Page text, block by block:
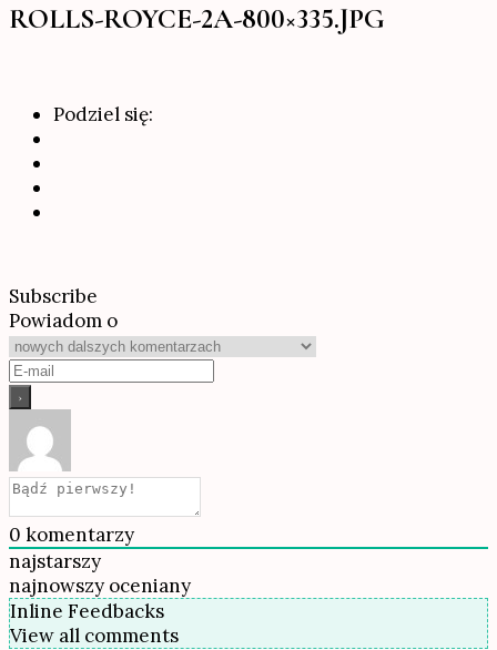
ROLLS-ROYCE-2A-800×335.JPG
Podziel się:
Subscribe
Powiadom o
0 komentarzy
najstarszy
najnowszy oceniany
Inline Feedbacks
View all comments